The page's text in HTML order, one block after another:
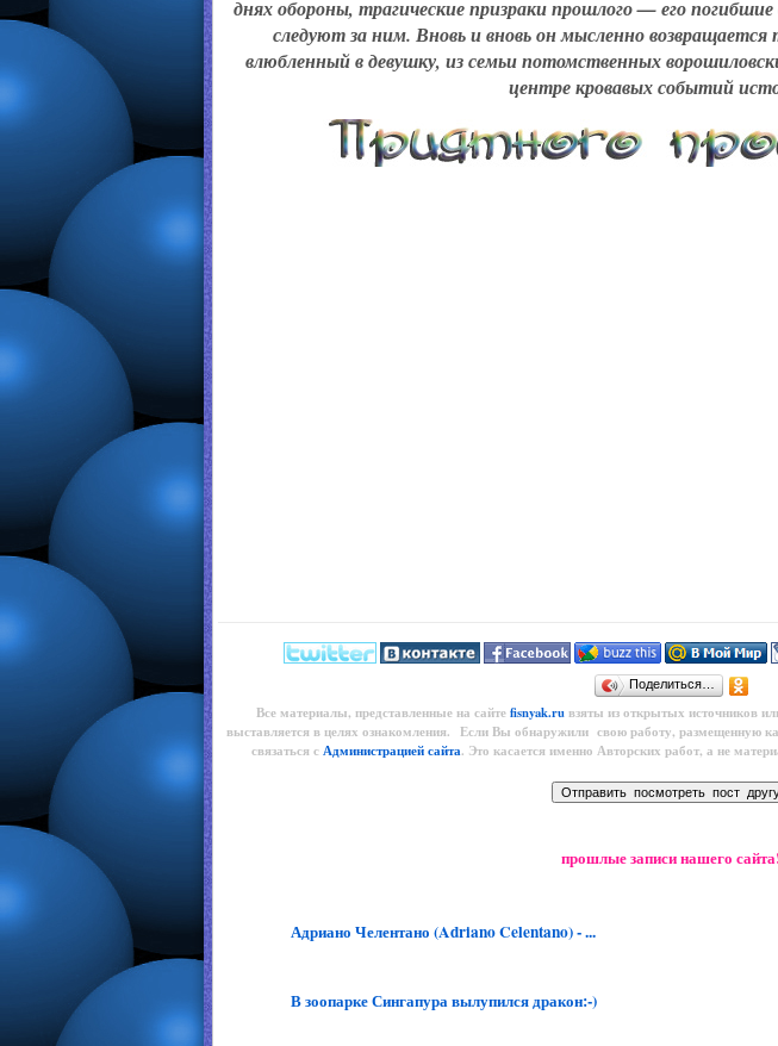
днях обороны, трагические призраки прошлого — его
следуют за ним. Вновь и вновь он мысленно возвращается
влюбленный в девушку, из семьи потомственных
центре кровавых событий
Поделиться…
Все материалы, представленные на сайтеfisnyak.ruвзяты из открытых источников
выставляется в целях ознакомления. Если Вы обнаружили свою работу, размещенную
связаться сАдминистрацией сайта. Это касается именно Авторских работ, а не
прошлые записи нашего
Адриано Челентано (Adriano Celentano) - ...
В зоопарке Сингапура вылупился дракон:-)